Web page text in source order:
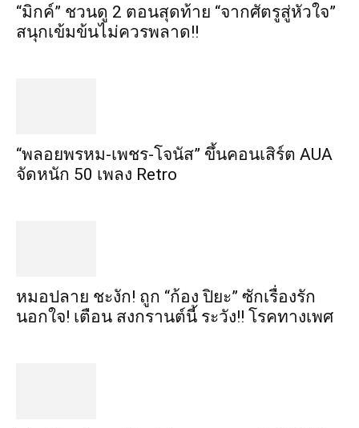
“มิกค์” ชวนดู 2 ตอนสุดท้าย “จากศัตรูสู่หัวใจ”
สนุกเข้มข้นไม่ควรพลาด!!
“พลอยพรหม-เพชร-โจนัส” ขึ้นคอนเสิร์ต AUA
จัดหนัก 50 เพลง Retro
หมอปลาย ชะงัก! ถูก “ก้อง ปิยะ” ซักเรื่องรัก
นอกใจ! เตือน สงกรานต์นี้ ระวัง!! โรคทางเพศ